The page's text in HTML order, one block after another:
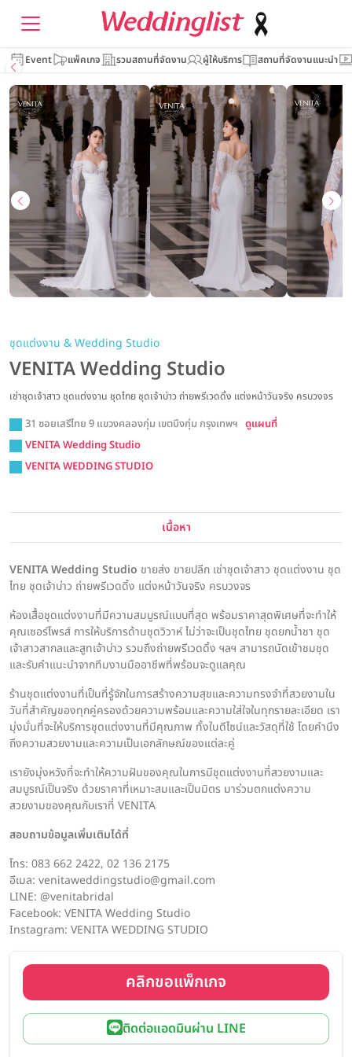
Event แพ็คเกจ รวมสถานที่จัดงาน ผู้ให้บริการ สถานที่จัดงานแนะนำ
ชุดแต่งงาน & Wedding Studio
VENITA Wedding Studio
เช่าชุดเจ้าสาว ชุดแต่งงาน ชุดไทย ชุดเจ้าบ่าว ถ่ายพรีเวดดิ้ง แต่งหน้าวันจริง ครบวงจร
31 ซอยเสรีไทย 9 แขวงคลองกุ่ม เขตบึงกุ่ม กรุงเทพฯ ดูแผนที่
VENITA Wedding Studio
VENITA WEDDING STUDIO
เนื้อหา
VENITA Wedding Studio ขายส่ง ขายปลีก เช่าชุดเจ้าสาว ชุดแต่งงาน ชุด
ไทย ชุดเจ้าบ่าว ถ่ายพรีเวดดิ้ง แต่งหน้าวันจริง ครบวงจร
ห้องเสื้อชุดแต่งงานที่มีความสมบูรณ์แบบที่สุด พร้อมราคาสุดพิเศษที่จะทำให้
คุณเซอร์ไพรส์ การให้บริการด้านชุดวิวาห์ ไม่ว่าจะเป็นชุดไทย ชุดยกน้ำชา ชุด
เจ้าสาวสากลและสูทเจ้าบ่าว รวมถึงถ่ายพรีเวดดิ้ง ฯลฯ สามารถนัดเข้าชมชุด
และรับคำแนะนำจากทีมงานมืออาชีพที่พร้อมจะดูแลคุณ
ร้านชุดแต่งงานที่เป็นที่รู้จักในการสร้างความสุขและความทรงจำที่สวยงามใน
วันที่สำคัญของทุกคู่ครองด้วยความพร้อมและความใส่ใจในทุกรายละเอียด เรา
มุ่งมั่นที่จะให้บริการชุดแต่งงานที่มีคุณภาพ ทั้งในดีไซน์และวัสดุที่ใช้ โดยคำนึง
ถึงความสวยงามและความเป็นเอกลักษณ์ของแต่ละคู่
เรายังมุ่งหวังที่จะทำให้ความฝันของคุณในการมีชุดแต่งงานที่สวยงามและ
สมบูรณ์เป็นจริง ด้วยราคาที่เหมาะสมและเป็นมิตร มาร่วมตกแต่งความ
สวยงามของคุณกับเราที่ VENITA
สอบถามข้อมูลเพิ่มเติมได้ที่
โทร: 083 662 2422, 02 136 2175
อีเมล: venitaweddingstudio@gmail.com
LINE: @venitabridal
Facebook: VENITA Wedding Studio
Instagram: VENITA WEDDING STUDIO
คลิกขอแพ็กเกจ
ติดต่อแอดมินผ่าน LINE